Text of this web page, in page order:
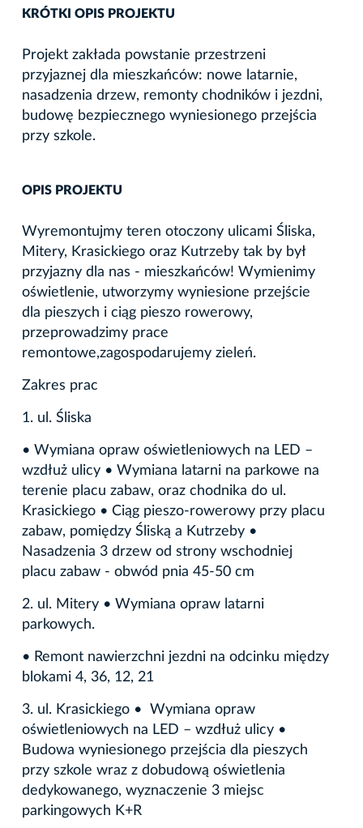
KRÓTKI OPIS PROJEKTU
Projekt zakłada powstanie przestrzeni
przyjaznej dla mieszkańców: nowe latarnie,
nasadzenia drzew, remonty chodników i jezdni,
budowę bezpiecznego wyniesionego przejścia
przy szkole.
OPIS PROJEKTU
Wyremontujmy teren otoczony ulicami Śliska,
Mitery, Krasickiego oraz Kutrzeby tak by był
przyjazny dla nas - mieszkańców! Wymienimy
oświetlenie, utworzymy wyniesione przejście
dla pieszych i ciąg pieszo rowerowy,
przeprowadzimy prace
remontowe,zagospodarujemy zieleń.
Zakres prac
1. ul. Śliska
• Wymiana opraw oświetleniowych na LED –
wzdłuż ulicy • Wymiana latarni na parkowe na
terenie placu zabaw, oraz chodnika do ul.
Krasickiego • Ciąg pieszo-rowerowy przy placu
zabaw, pomiędzy Śliską a Kutrzeby •
Nasadzenia 3 drzew od strony wschodniej
placu zabaw - obwód pnia 45-50 cm
2. ul. Mitery • Wymiana opraw latarni
parkowych.
• Remont nawierzchni jezdni na odcinku między
blokami 4, 36, 12, 21
3. ul. Krasickiego • Wymiana opraw
oświetleniowych na LED – wzdłuż ulicy •
Budowa wyniesionego przejścia dla pieszych
przy szkole wraz z dobudową oświetlenia
dedykowanego, wyznaczenie 3 miejsc
parkingowych K+R